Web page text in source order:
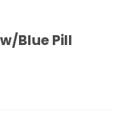
Blue Pill